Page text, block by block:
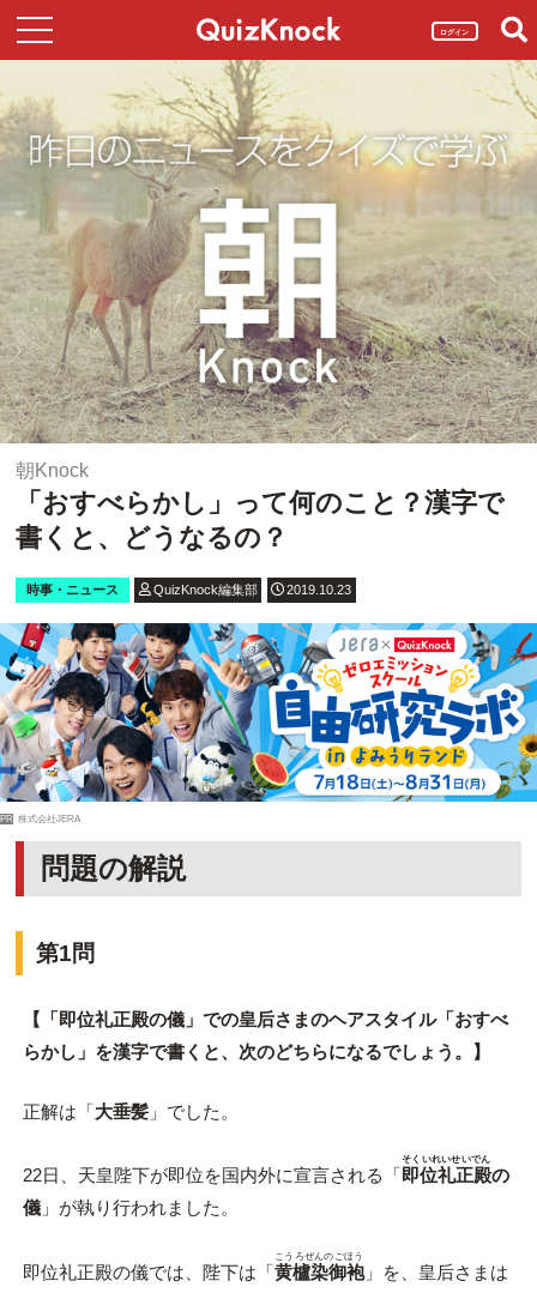
ログイン
朝Knock
「おすべらかし」って何のこと？漢字で
書くと、どうなるの？
時事・ニュース QuizKnock編集部 2019.10.23
PR 株式会社JERA
問題の解説
第1問
【「即位礼正殿の儀」での皇后さまのヘアスタイル「おすべ
らかし」を漢字で書くと、次のどちらになるでしょう。】
正解は「大垂髪」でした。
22日、天皇陛下が即位を国内外に宣言される「 即位礼正殿
そくいれいせいでん
の
儀」が執り行われました。
即位礼正殿の儀では、陛下は「黄櫨染御袍
こうろぜんのごほう
」を、皇后さまは